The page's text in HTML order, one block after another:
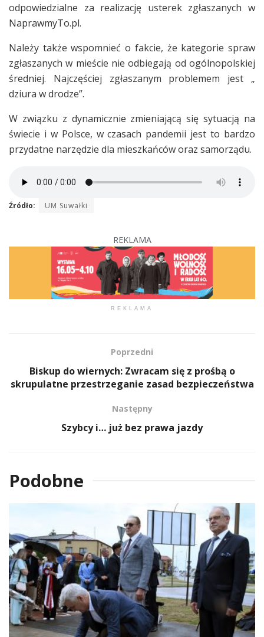
odpowiedzialne za realizację usterek zgłaszanych w
NaprawmyTo.pl.
Należy także wspomnieć o fakcie, że kategorie spraw
zgłaszanych w mieście nie odbiegają od ogólnopolskiej
średniej. Najczęściej zgłaszanym problemem jest „
dziura w drodze”.
W związku z dynamicznie zmieniającą się sytuacją na
świecie i w Polsce, w czasach pandemii jest to bardzo
przydatne narzędzie dla mieszkańców oraz samorządu.
Źródło: UM Suwałki
REKLAMA
REKLAMA
Poprzedni
Biskup do wiernych: Zwracam się z prośbą o
skrupulatne przestrzeganie zasad bezpieczeństwa
Następny
Szybcy i… już bez prawa jazdy
Podobne